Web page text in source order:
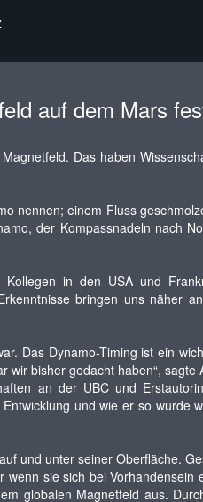
auf dem Mars
Das haben
nennen; einem Fluss
der Kompassnadeln nach
in den USA und
bringen uns näher
Das Dynamo-Timing ist ein
wir bisher gedacht haben“, sagte
an der UBC und
und wie er so wurde
und unter seiner Oberfläche.
sie sich bei Vorhandensein
globalen Magnetfeld aus.